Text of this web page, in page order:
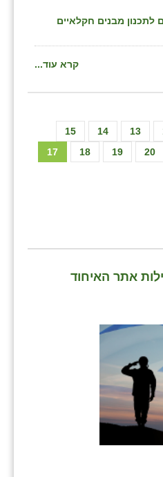
לתכנון מבנים חקלאיים
קרא עוד...
13
14
15
17 18 19 20
אתר האיחוד